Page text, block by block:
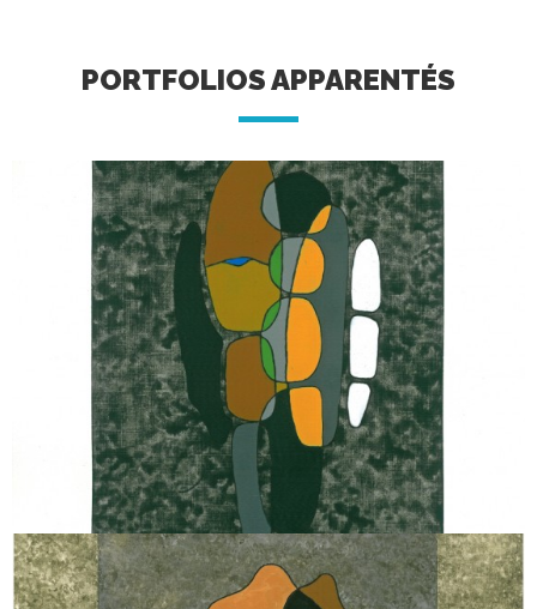
PORTFOLIOS APPARENTÉS